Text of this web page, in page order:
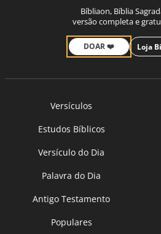
Bíbliaon, Bíblia
versão completa e
DOAR ❤️ Loja
Versículos
Estudos Bíblicos
Versículo do Dia
Palavra do Dia
Antigo Testamento
Populares